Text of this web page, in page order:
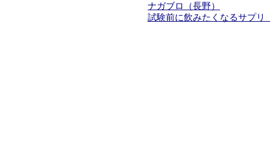
ナガブロ（長野）
試験前に飲みたくなるサプ